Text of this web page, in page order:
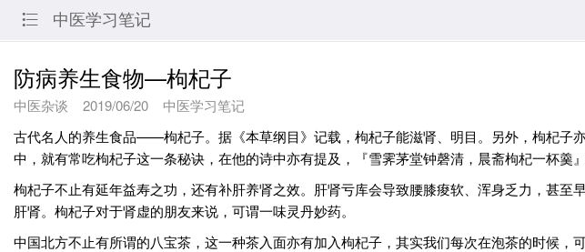
 中医学习笔记
防病养生食物—枸杞子
中医杂谈 2019/06/20
中医学习笔记
古代名人的养生食品——枸杞子。据《本草纲目》记载，枸杞子能滋肾、明目。另外，枸杞子
中，就有常吃枸杞子这一条秘诀，在他的诗中亦有提及，『雪霁茅堂钟磬清，晨斋枸杞一杯羹
枸杞子不止有延年益寿之功，还有补肝养肾之效。肝肾亏库会导致腰膝痠软、浑身乏力，甚
肝肾。枸杞子对于肾虚的朋友来说，可谓一味灵丹妙药。
中国北方不止有所谓的八宝茶，这一种茶入面亦有加入枸杞子，其实我们每次在泡茶的时候